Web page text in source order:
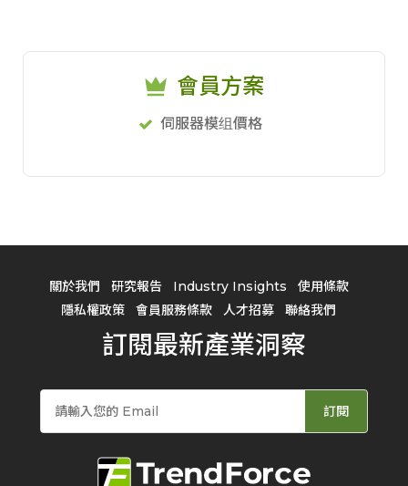
會員方案
伺服器模组價格
關於我們 研究報告 Industry Insights
使用條款
隱私權政策
會員服務條款 人才招募 聯絡我們
訂閱最新產業洞察
訂閱